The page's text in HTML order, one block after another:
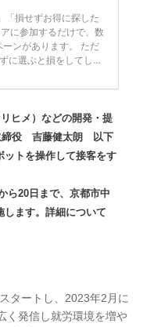
「損せずお得に探した
に参加するだけで、数
ンがあります。 ただ
に選ぶと損をしてしま
レ、ゼクシィ、ハナユ
ます。 まずは診断で候
[…]
続きを読む
ヒメ）などの開発・提
締役 吉藤健太朗 以下
ットを操作して接客をす
ら20日まで、京都市中
ます。詳細について
タートし、2023年2月に
く発信し就労環境を増や